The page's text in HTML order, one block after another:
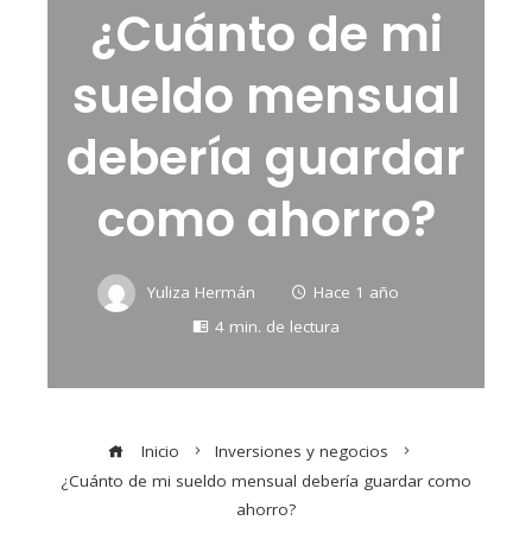
¿Cuánto de mi
sueldo mensual
debería guardar
como ahorro?
Yuliza Hermán
Hace 1 año
4 min. de lectura
Inicio
Inversiones y negocios
¿Cuánto de mi sueldo mensual debería guardar como
ahorro?